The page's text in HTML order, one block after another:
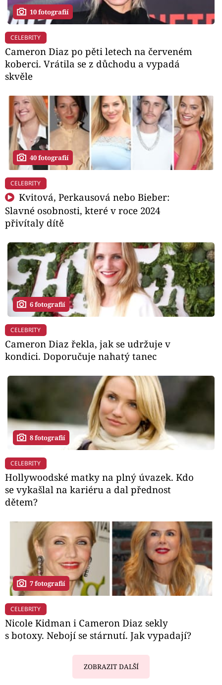
10 fotografií
CELEBRITY
Cameron Diaz po pěti letech na červeném
koberci. Vrátila se z důchodu a vypadá
skvěle
40 fotografií
CELEBRITY
Kvitová, Perkausová nebo Bieber:
Slavné osobnosti, které v roce 2024
přivítaly dítě
6 fotografií
CELEBRITY
Cameron Diaz řekla, jak se udržuje v
kondici. Doporučuje nahatý tanec
8 fotografií
CELEBRITY
Hollywoodské matky na plný úvazek. Kdo
se vykašlal na kariéru a dal přednost
dětem?
7 fotografií
CELEBRITY
Nicole Kidman i Cameron Diaz sekly
s botoxy. Nebojí se stárnutí. Jak vypadají?
ZOBRAZIT DALŠÍ